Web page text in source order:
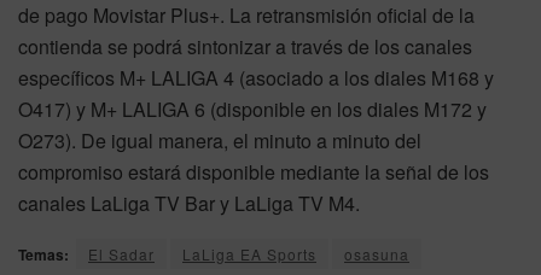
de pago Movistar Plus+. La retransmisión oficial de la
contienda se podrá sintonizar a través de los canales
específicos M+ LALIGA 4 (asociado a los diales M168 y
O417) y M+ LALIGA 6 (disponible en los diales M172 y
O273). De igual manera, el minuto a minuto del
compromiso estará disponible mediante la señal de los
canales LaLiga TV Bar y LaLiga TV M4.
Temas: El Sadar LaLiga EA Sports
osasuna